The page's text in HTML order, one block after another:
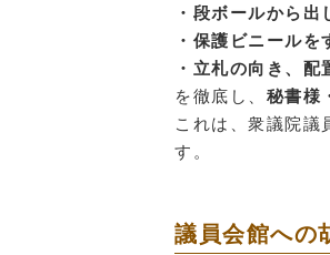
・段ボールから出
・保護ビニール
・立札の向き、配
を徹底し、 秘書様
これは、衆議院議
す。
議員会館への